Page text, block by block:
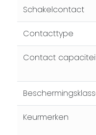
Schakelcontact
Contacttype
Contact
Keurmerken